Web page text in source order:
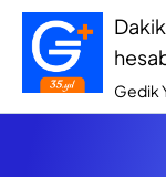
Gedik